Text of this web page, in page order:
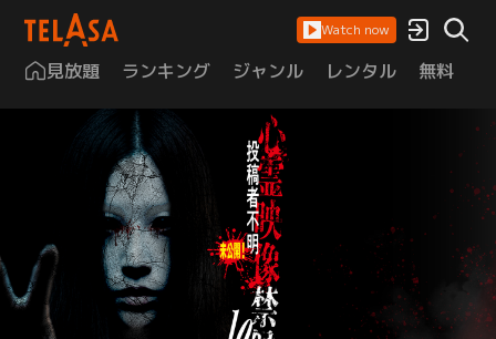
Watch now
見放題 ランキング ジャンル レンタル 無料